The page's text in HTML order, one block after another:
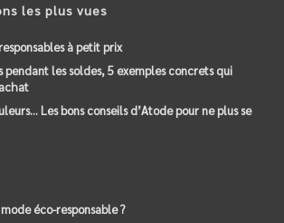
les plus vues
à petit prix
pendant les soldes, 5 exemples concrets qui
Les bons conseils d’Atode pour ne plus se
éco-responsable ?